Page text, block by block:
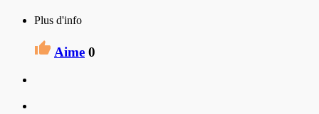
Plus d'info
Aime 0